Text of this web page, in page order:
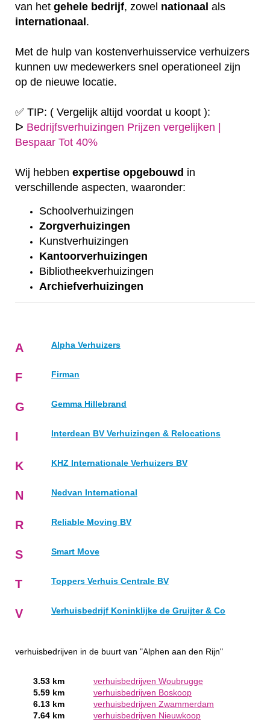
van het gehele bedrijf, zowel nationaal als
internationaal .
Met de hulp van kostenverhuisservice verhuizers
kunnen uw medewerkers snel operationeel zijn
op de nieuwe locatie.
✅ TIP: ( Vergelijk altijd voordat u koopt ):
ᐅ Bedrijfsverhuizingen Prijzen vergelijken |
Bespaar Tot 40%
Wij hebben expertise opgebouwd in
verschillende aspecten, waaronder:
Schoolverhuizingen
Zorgverhuizingen
Kunstverhuizingen
Kantoorverhuizingen
Bibliotheekverhuizingen
Archiefverhuizingen
A Alpha Verhuizers
F Firman
G Gemma Hillebrand
I Interdean BV Verhuizingen & Relocations
K KHZ Internationale Verhuizers BV
N Nedvan International
R Reliable Moving BV
S Smart Move
T Toppers Verhuis Centrale BV
V Verhuisbedrijf Koninklijke de Gruijter & Co
verhuisbedrijven in de buurt van "Alphen aan den Rijn"
3.53 km
verhuisbedrijven Woubrugge
5.59 km
verhuisbedrijven Boskoop
6.13 km
verhuisbedrijven Zwammerdam
7.64 km
verhuisbedrijven Nieuwkoop